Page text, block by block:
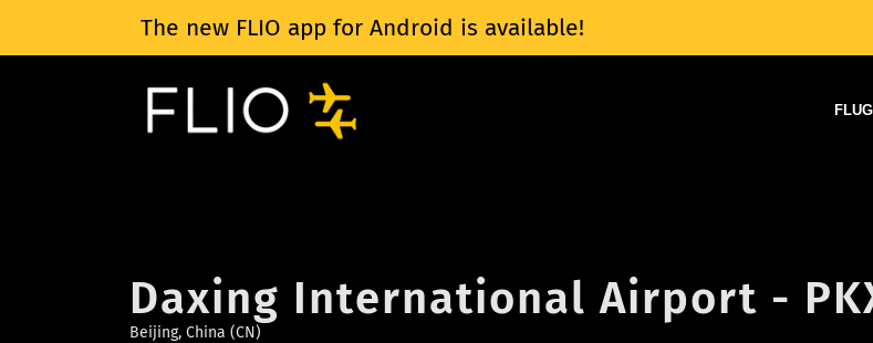
The new FLIO app for Android is available!
Daxing International Airport -
Beijing, China (CN)